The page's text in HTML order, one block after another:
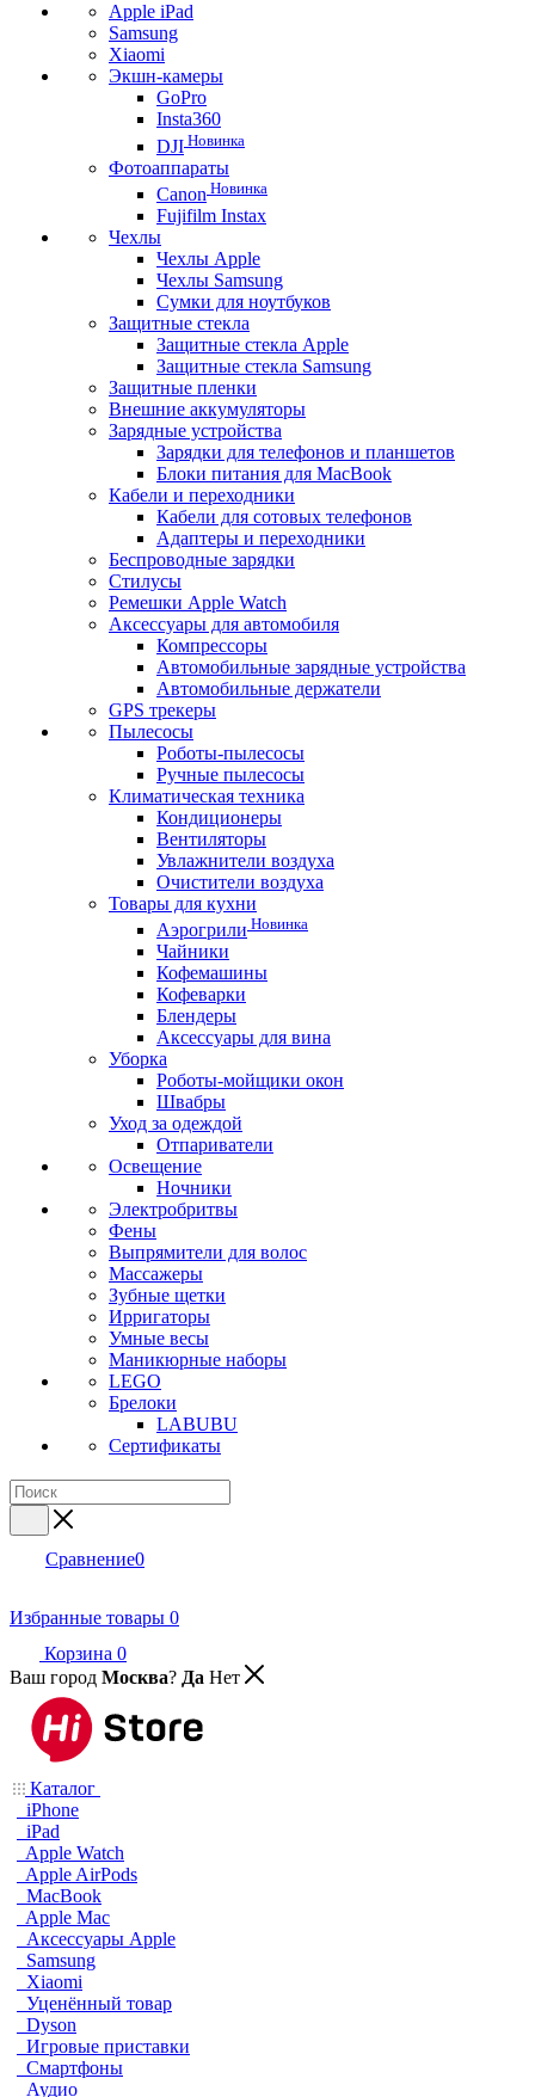
Apple iPad
Samsung
Xiaomi
Экшн-камеры
GoPro
Insta360
DJI Новинка
Фотоаппараты
Canon Новинка
Fujifilm Instax
Чехлы
Чехлы Apple
Чехлы Samsung
Сумки для ноутбуков
Защитные стекла
Защитные стекла Apple
Защитные стекла Samsung
Защитные пленки
Внешние аккумуляторы
Зарядные устройства
Зарядки для телефонов и планшетов
Блоки питания для MacBook
Кабели и переходники
Кабели для сотовых телефонов
Адаптеры и переходники
Беспроводные зарядки
Стилусы
Ремешки Apple Watch
Аксессуары для автомобиля
Компрессоры
Автомобильные зарядные устройства
Автомобильные держатели
GPS трекеры
Пылесосы
Роботы-пылесосы
Ручные пылесосы
Климатическая техника
Кондиционеры
Вентиляторы
Увлажнители воздуха
Очистители воздуха
Товары для кухни
Аэрогрили Новинка
Чайники
Кофемашины
Кофеварки
Блендеры
Аксессуары для вина
Уборка
Роботы-мойщики окон
Швабры
Уход за одеждой
Отпариватели
Освещение
Ночники
Электробритвы
Фены
Выпрямители для волос
Массажеры
Зубные щетки
Ирригаторы
Умные весы
Маникюрные наборы
LEGO
Брелоки
LABUBU
Сертификаты
Сравнение0
Избранные товары 0
Корзина 0
Ваш город Москва? Да Нет
Каталог
iPhone
iPad
Apple Watch
Apple AirPods
MacBook
Apple Mac
Аксессуары Apple
Samsung
Xiaomi
Уценённый товар
Dyson
Игровые приставки
Смартфоны
Аудио